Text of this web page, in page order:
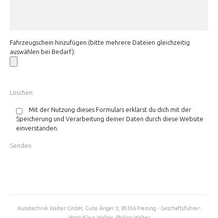
Fahrzeugschein hinzufügen (bitte mehrere Dateien gleichzeitig
auswählen bei Bedarf):
Mit der Nutzung dieses Formulars erklärst du dich mit der
Speicherung und Verarbeitung deiner Daten durch diese Website
einverstanden.
Autotechnik Walter GmbH, Gute Änger 3, 85356 Freising - Geschäftsführer: